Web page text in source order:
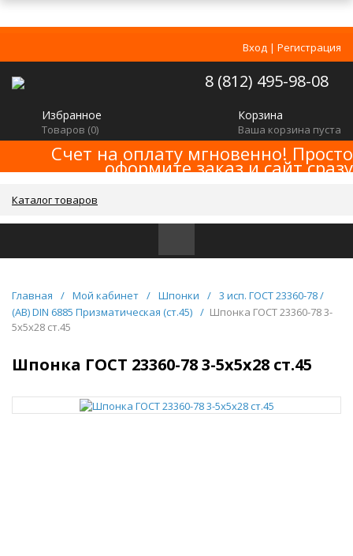
Вход | Регистрация
8 (812) 495-98-08
Избранное
Товаров (0)
Корзина
Ваша корзина пуста
Счет на оплату мгновенно! Просто
оформите заказ и сайт сразу
Каталог товаров
Главная / Мой кабинет / Шпонки / 3 исп. ГОСТ 23360-78 /
(AB) DIN 6885 Призматическая (ст.45) / Шпонка ГОСТ 23360-78 3-
5x5x28 ст.45
Шпонка ГОСТ 23360-78 3-5x5x28 ст.45